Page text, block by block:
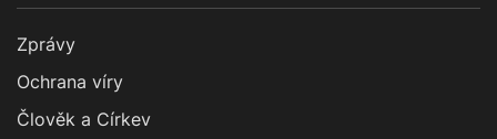
Zprávy
Ochrana víry
Člověk a Církev